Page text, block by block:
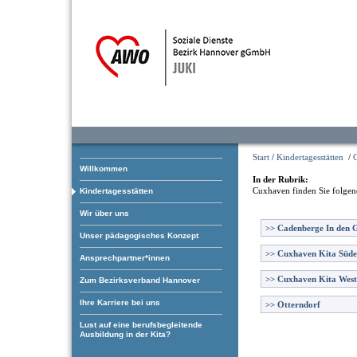
Willkommen
Kindertagesstätten
Wir über uns
Unser pädagogisches Konzept
Ansprechpartner*innen
Zum Bezirksverband Hannover
Ihre Karriere bei uns
Lust auf eine berufsbegleitende
Ausbildung in der Kita?
Start / Kindertagesstätten /
In der Rubrik:
Cuxhaven finden Sie
>> Cadenberge In den
>> Cuxhaven Kita
>> Cuxhaven Kita
>> Otterndorf